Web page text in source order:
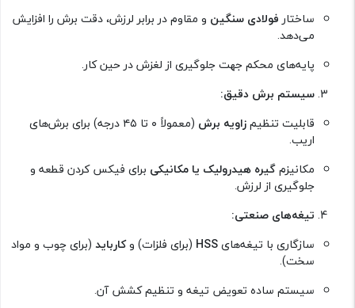
ساختار فولادی سنگین و مقاوم در برابر لرزش، دقت برش را افزایش
می‌دهد.
پایه‌های محکم جهت جلوگیری از لغزش در حین کار.
سیستم برش دقیق:
قابلیت تنظیمزاویه برش
(معمولاً ۰ تا ۴۵ درجه) برای برش‌های
اریب.
مکانیزمگیره هیدرولیک یا مکانیکی برای فیکس کردن قطعه و
جلوگیری از لرزش.
تیغه‌های صنعتی:
سازگاری با تیغه‌هایHSS (برای فلزات) وکارباید (برای چوب و مواد
سخت).
سیستم ساده تعویض تیغه و تنظیم کشش آن.